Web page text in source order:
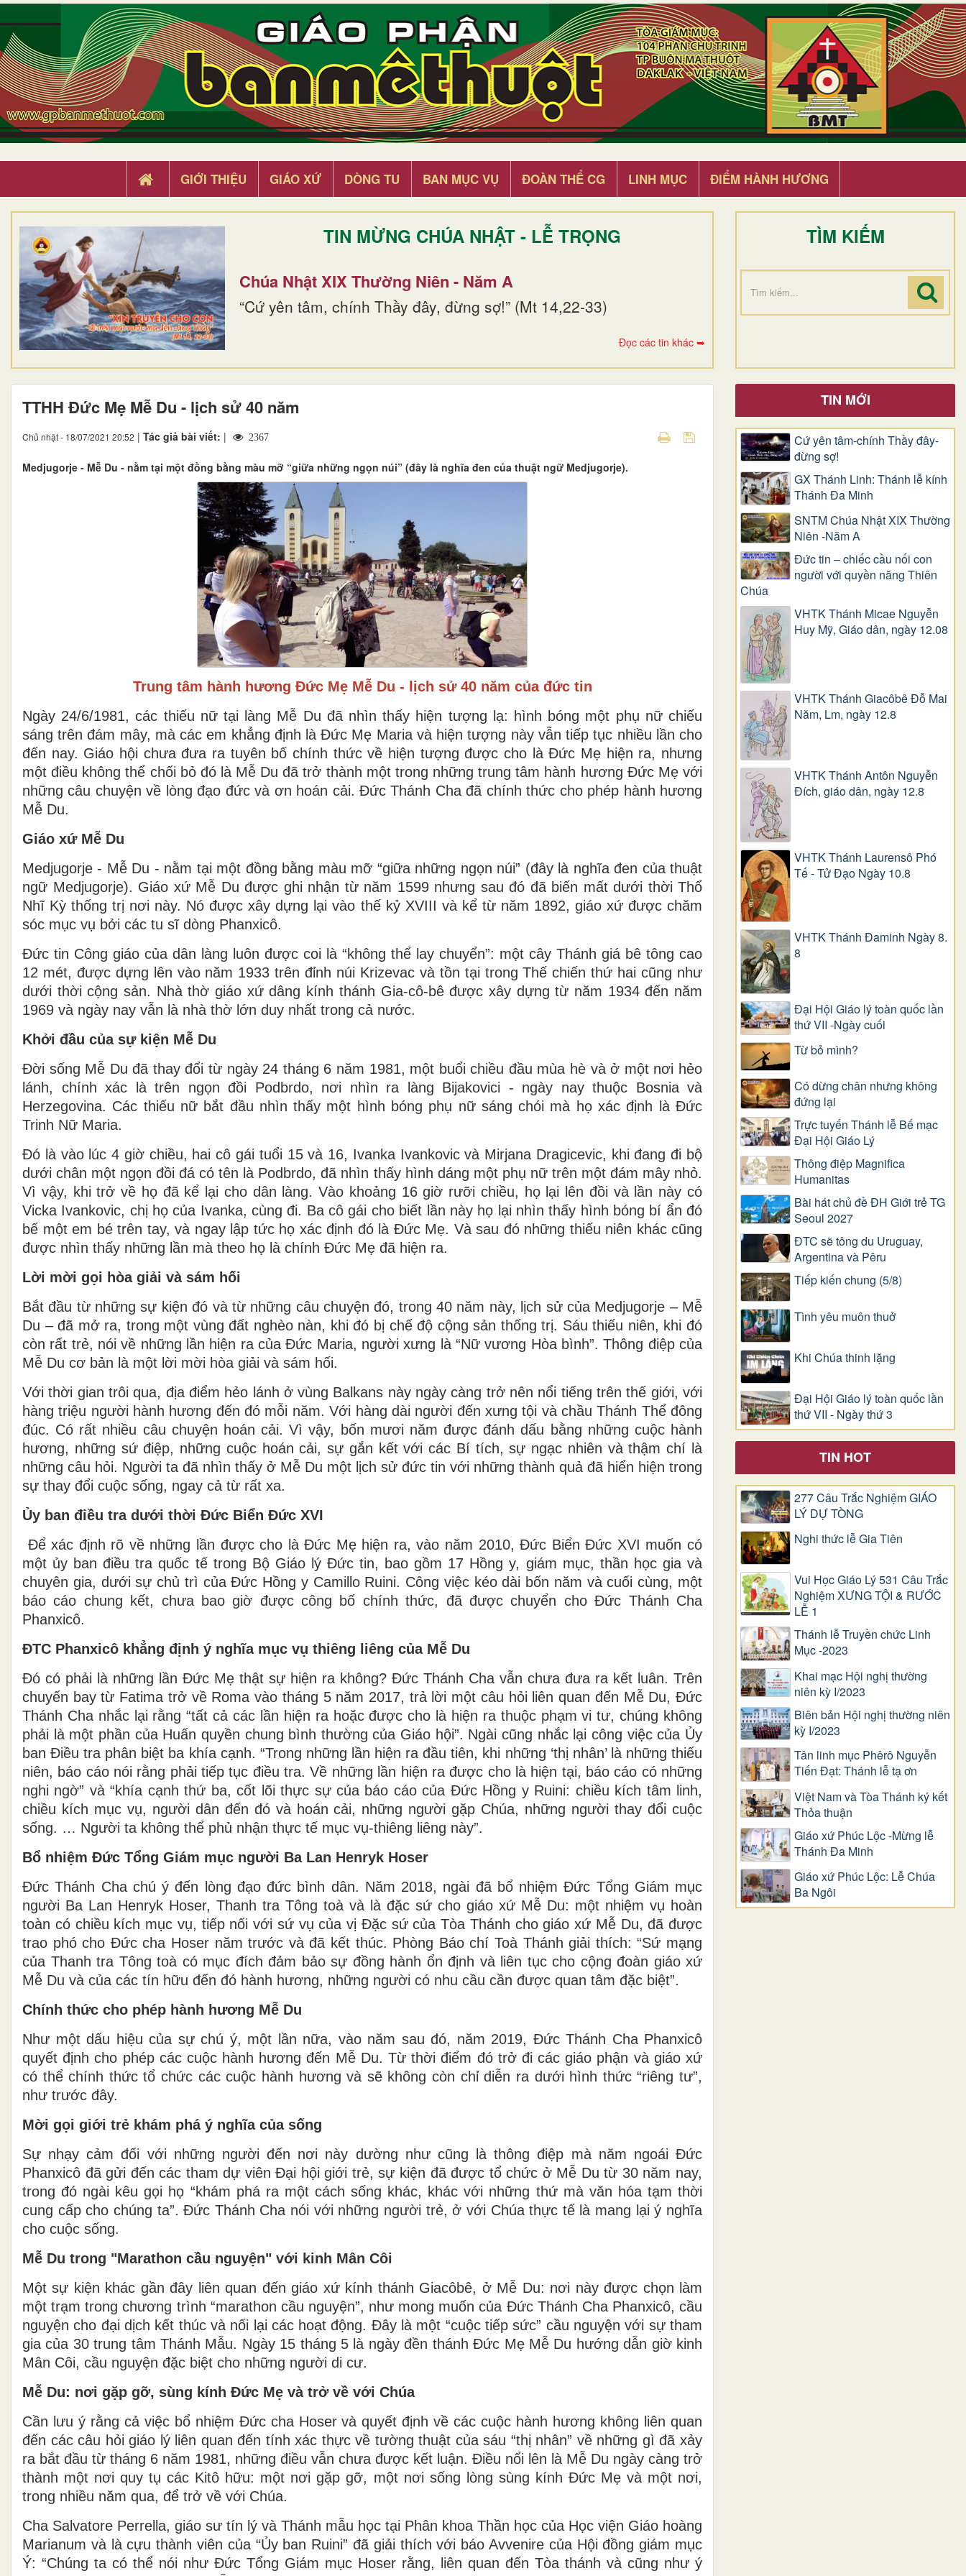
GIỚI THIỆU GIÁO XỨ DÒNG TU BAN MỤC VỤ ĐOÀN THỂ CG LINH MỤC ĐIỂM HÀNH HƯƠNG
TIN MỪNG CHÚA NHẬT - LỄ TRỌNG
Chúa Nhật XIX Thường Niên - Năm A
“Cứ yên tâm, chính Thầy đây, đừng sợ!” (Mt 14,22-33)
Đọc các tin khác ➥
TÌM KIẾM
TTHH Đức Mẹ Mễ Du - lịch sử 40 năm
Chủ nhật - 18/07/2021 20:52 | Tác giả bài viết: | 2367
Medjugorje - Mễ Du - nằm tại một đồng bằng màu mỡ “giữa những ngọn núi” (đây là nghĩa đen của thuật ngữ Medjugorje).
Trung tâm hành hương Đức Mẹ Mễ Du - lịch sử 40 năm của đức tin
Ngày 24/6/1981, các thiếu nữ tại làng Mễ Du đã nhìn thấy hiện tượng lạ: hình bóng một phụ nữ chiếu
sáng trên đám mây, mà các em khẳng định là Đức Mẹ Maria và hiện tượng này vẫn tiếp tục nhiều lần cho
đến nay. Giáo hội chưa đưa ra tuyên bố chính thức về hiện tượng được cho là Đức Mẹ hiện ra, nhưng
một điều không thể chối bỏ đó là Mễ Du đã trở thành một trong những trung tâm hành hương Đức Mẹ với
những câu chuyện về lòng đạo đức và ơn hoán cải. Đức Thánh Cha đã chính thức cho phép hành hương
Mễ Du.
Giáo xứ Mễ Du
Medjugorje - Mễ Du - nằm tại một đồng bằng màu mỡ “giữa những ngọn núi” (đây là nghĩa đen của thuật
ngữ Medjugorje). Giáo xứ Mễ Du được ghi nhận từ năm 1599 nhưng sau đó đã biến mất dưới thời Thổ
Nhĩ Kỳ thống trị nơi này. Nó được xây dựng lại vào thế kỷ XVIII và kể từ năm 1892, giáo xứ được chăm
sóc mục vụ bởi các tu sĩ dòng Phanxicô.
Đức tin Công giáo của dân làng luôn được coi là “không thể lay chuyển”: một cây Thánh giá bê tông cao
12 mét, được dựng lên vào năm 1933 trên đỉnh núi Krizevac và tồn tại trong Thế chiến thứ hai cũng như
dưới thời cộng sản. Nhà thờ giáo xứ dâng kính thánh Gia-cô-bê được xây dựng từ năm 1934 đến năm
1969 và ngày nay vẫn là nhà thờ lớn duy nhất trong cả nước.
Khởi đầu của sự kiện Mễ Du
Đời sống Mễ Du đã thay đổi từ ngày 24 tháng 6 năm 1981, một buổi chiều đầu mùa hè và ở một nơi hẻo
lánh, chính xác là trên ngọn đồi Podbrdo, nơi nhìn ra làng Bijakovici - ngày nay thuộc Bosnia và
Herzegovina. Các thiếu nữ bắt đầu nhìn thấy một hình bóng phụ nữ sáng chói mà họ xác định là Đức
Trinh Nữ Maria.
Đó là vào lúc 4 giờ chiều, hai cô gái tuổi 15 và 16, Ivanka Ivankovic và Mirjana Dragicevic, khi đang đi bộ
dưới chân một ngọn đồi đá có tên là Podbrdo, đã nhìn thấy hình dáng một phụ nữ trên một đám mây nhỏ.
Vì vậy, khi trở về họ đã kể lại cho dân làng. Vào khoảng 16 giờ rưỡi chiều, họ lại lên đồi và lần này có
Vicka Ivankovic, chị họ của Ivanka, cùng đi. Ba cô gái cho biết lần này họ lại nhìn thấy hình bóng bí ẩn đó
bế một em bé trên tay, và ngay lập tức họ xác định đó là Đức Mẹ. Và sau đó những thiếu niên khác cũng
được nhìn thấy những lần mà theo họ là chính Đức Mẹ đã hiện ra.
Lời mời gọi hòa giải và sám hối
Bắt đầu từ những sự kiện đó và từ những câu chuyện đó, trong 40 năm này, lịch sử của Medjugorje – Mễ
Du – đã mở ra, trong một vùng đất nghèo nàn, khi đó bị chế độ cộng sản thống trị. Sáu thiếu niên, khi đó
còn rất trẻ, nói về những lần hiện ra của Đức Maria, người xưng là “Nữ vương Hòa bình”. Thông điệp của
Mễ Du cơ bản là một lời mời hòa giải và sám hối.
Với thời gian trôi qua, địa điểm hẻo lánh ở vùng Balkans này ngày càng trở nên nổi tiếng trên thế giới, với
hàng triệu người hành hương đến đó mỗi năm. Với hàng dài người đến xưng tội và chầu Thánh Thể đông
đúc. Có rất nhiều câu chuyện hoán cải. Vì vậy, bốn mươi năm được đánh dấu bằng những cuộc hành
hương, những sứ điệp, những cuộc hoán cải, sự gắn kết với các Bí tích, sự ngạc nhiên và thậm chí là
những câu hỏi. Người ta đã nhìn thấy ở Mễ Du một lịch sử đức tin với những thành quả đã hiển hiện trong
sự thay đổi cuộc sống, ngay cả từ rất xa.
Ủy ban điều tra dưới thời Đức Biển Đức XVI
Để xác định rõ về những lần được cho là Đức Mẹ hiện ra, vào năm 2010, Đức Biển Đức XVI muốn có
một ủy ban điều tra quốc tế trong Bộ Giáo lý Đức tin, bao gồm 17 Hồng y, giám mục, thần học gia và
chuyên gia, dưới sự chủ trì của Đức Hồng y Camillo Ruini. Công việc kéo dài bốn năm và cuối cùng, một
báo cáo chung kết, chưa bao giờ được công bố chính thức, đã được chuyển cho Đức Thánh Cha
Phanxicô.
ĐTC Phanxicô khẳng định ý nghĩa mục vụ thiêng liêng của Mễ Du
Đó có phải là những lần Đức Mẹ thật sự hiện ra không? Đức Thánh Cha vẫn chưa đưa ra kết luân. Trên
chuyến bay từ Fatima trở về Roma vào tháng 5 năm 2017, trả lời một câu hỏi liên quan đến Mễ Du, Đức
Thánh Cha nhắc lại rằng “tất cả các lần hiện ra hoặc được cho là hiện ra thuộc phạm vi tư, chúng không
phải là một phần của Huấn quyền chung bình thường của Giáo hội”. Ngài cũng nhắc lại công việc của Ủy
ban Điều tra phân biệt ba khía cạnh. “Trong những lần hiện ra đầu tiên, khi những ‘thị nhân’ là những thiếu
niên, báo cáo nói rằng phải tiếp tục điều tra. Về những lần hiện ra được cho là hiện tại, báo cáo có những
nghi ngờ” và “khía cạnh thứ ba, cốt lõi thực sự của báo cáo của Đức Hồng y Ruini: chiều kích tâm linh,
chiều kích mục vụ, người dân đến đó và hoán cải, những người gặp Chúa, những người thay đổi cuộc
sống. … Người ta không thể phủ nhận thực tế mục vụ-thiêng liêng này”.
Bổ nhiệm Đức Tổng Giám mục người Ba Lan Henryk Hoser
Đức Thánh Cha chú ý đến lòng đạo đức bình dân. Năm 2018, ngài đã bổ nhiệm Đức Tổng Giám mục
người Ba Lan Henryk Hoser, Thanh tra Tông toà và là đặc sứ cho giáo xứ Mễ Du: một nhiệm vụ hoàn
toàn có chiều kích mục vụ, tiếp nối với sứ vụ của vị Đặc sứ của Tòa Thánh cho giáo xứ Mễ Du, đã được
trao phó cho Đức cha Hoser năm trước và đã kết thúc. Phòng Báo chí Toà Thánh giải thích: “Sứ mạng
của Thanh tra Tông toà có mục đích đảm bảo sự đồng hành ổn định và liên tục cho cộng đoàn giáo xứ
Mễ Du và của các tín hữu đến đó hành hương, những người có nhu cầu cần được quan tâm đặc biệt”.
Chính thức cho phép hành hương Mễ Du
Như một dấu hiệu của sự chú ý, một lần nữa, vào năm sau đó, năm 2019, Đức Thánh Cha Phanxicô
quyết định cho phép các cuộc hành hương đến Mễ Du. Từ thời điểm đó trở đi các giáo phận và giáo xứ
có thể chính thức tổ chức các cuộc hành hương và sẽ không còn chỉ diễn ra dưới hình thức “riêng tư”,
như trước đây.
Mời gọi giới trẻ khám phá ý nghĩa của sống
Sự nhạy cảm đối với những người đến nơi này dường như cũng là thông điệp mà năm ngoái Đức
Phanxicô đã gửi đến các tham dự viên Đại hội giới trẻ, sự kiện đã được tổ chức ở Mễ Du từ 30 năm nay,
trong đó ngài kêu gọi họ “khám phá ra một cách sống khác, khác với những thứ mà văn hóa tạm thời
cung cấp cho chúng ta”. Đức Thánh Cha nói với những người trẻ, ở với Chúa thực tế là mang lại ý nghĩa
cho cuộc sống.
Mễ Du trong "Marathon cầu nguyện" với kinh Mân Côi
Một sự kiện khác gần đây liên quan đến giáo xứ kính thánh Giacôbê, ở Mễ Du: nơi này được chọn làm
một trạm trong chương trình “marathon cầu nguyện”, như mong muốn của Đức Thánh Cha Phanxicô, cầu
nguyện cho đại dịch kết thúc và nối lại các hoạt động. Đây là một “cuộc tiếp sức” cầu nguyện với sự tham
gia của 30 trung tâm Thánh Mẫu. Ngày 15 tháng 5 là ngày đền thánh Đức Mẹ Mễ Du hướng dẫn giờ kinh
Mân Côi, cầu nguyện đặc biệt cho những người di cư.
Mễ Du: nơi gặp gỡ, sùng kính Đức Mẹ và trở về với Chúa
Cần lưu ý rằng cả việc bổ nhiệm Đức cha Hoser và quyết định về các cuộc hành hương không liên quan
đến các câu hỏi giáo lý liên quan đến tính xác thực về tường thuật của sáu “thị nhân” ​​về những gì đã xảy
ra bắt đầu từ tháng 6 năm 1981, những điều vẫn chưa được kết luận. Điều nổi lên là Mễ Du ngày càng trở
thành một nơi quy tụ các Kitô hữu: một nơi gặp gỡ, một nơi sống lòng sùng kính Đức Mẹ và một nơi,
trong nhiều năm qua, để trở về với Chúa.
Cha Salvatore Perrella, giáo sư tín lý và Thánh mẫu học tại Phân khoa Thần học của Học viện Giáo hoàng
Marianum và là cựu thành viên của “Ủy ban Ruini” đã giải thích với báo Avvenire của Hội đồng giám mục
Ý: “Chúng ta có thể nói như Đức Tổng Giám mục Hoser rằng, liên quan đến Tòa thánh và cũng như ý
TIN MỚI
Cứ yên tâm-chính Thầy đây-
đừng sợ!
GX Thánh Linh: Thánh lễ kính
Thánh Đa Minh
SNTM Chúa Nhật XIX Thường
Niên -Năm A
Đức tin – chiếc cầu nối con
người với quyền năng Thiên
Chúa
VHTK Thánh Micae Nguyễn
Huy Mỹ, Giáo dân, ngày 12.08
VHTK Thánh Giacôbê Ðỗ Mai
Năm, Lm, ngày 12.8
VHTK Thánh Antôn Nguyễn
Ðích, giáo dân, ngày 12.8
VHTK Thánh Laurensô Phó
Tế - Tử Đạo Ngày 10.8
VHTK Thánh Đaminh Ngày 8.
8
Đại Hội Giáo lý toàn quốc lần
thứ VII -Ngày cuối
Từ bỏ mình?
Có dừng chân nhưng không
đứng lại
Trực tuyến Thánh lễ Bế mạc
Đại Hội Giáo Lý
Thông điệp Magnifica
Humanitas
Bài hát chủ đề ĐH Giới trẻ TG
Seoul 2027
ĐTC sẽ tông du Uruguay,
Argentina và Pêru
Tiếp kiến chung (5/8)
Tình yêu muôn thuở
Khi Chúa thinh lặng
Đại Hội Giáo lý toàn quốc lần
thứ VII - Ngày thứ 3
TIN HOT
277 Câu Trắc Nghiệm GIÁO
LÝ DỰ TÒNG
Nghi thức lễ Gia Tiên
Vui Học Giáo Lý 531 Câu Trắc
Nghiệm XƯNG TỘI & RƯỚC
LỄ 1
Thánh lễ Truyền chức Linh
Mục -2023
Khai mạc Hội nghị thường
niên kỳ I/2023
Biên bản Hội nghị thường niên
kỳ I/2023
Tân linh mục Phêrô Nguyễn
Tiến Đạt: Thánh lễ tạ ơn
Việt Nam và Tòa Thánh ký kết
Thỏa thuận
Giáo xứ Phúc Lộc -Mừng lễ
Thánh Đa Minh
Giáo xứ Phúc Lộc: Lễ Chúa
Ba Ngôi